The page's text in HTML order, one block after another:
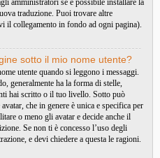
amministratori se è possibile installare la
traduzione. Puoi trovare altre
collegamento in fondo ad ogni pagina).
sotto il mio nome utente?
utente quando si leggono i messaggi.
generalmente ha la forma di stelle,
hai scritto o il tuo livello. Sotto può
che in genere è unica e specifica per
o meno gli avatar e decide anche il
Se non ti è concesso l’uso degli
e devi chiedere a questa le ragioni.